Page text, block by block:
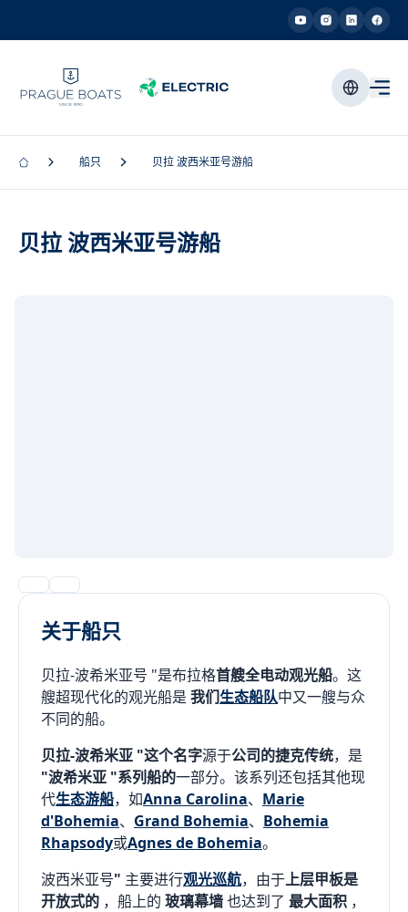
船只 贝拉 波西米亚号游船
贝拉 波西米亚号游船
关于船只
贝拉-波希米亚号 "是布拉格首艘全电动观光船。这
艘超现代化的观光船是 我们生态船队中又一艘与众
不同的船。
贝拉-波希米亚 "这个名字源于公司的捷克传统，是
"波希米亚 "系列船的一部分。该系列还包括其他现
代生态游船，如Anna Carolina、 Marie
d'Bohemia、 Grand Bohemia、 Bohemia
Rhapsody或Agnes de Bohemia。
波西米亚号" 主要进行观光巡航，由于上层甲板是
开放式的 ，船上的 玻璃幕墙也达到了 最大面积 ，